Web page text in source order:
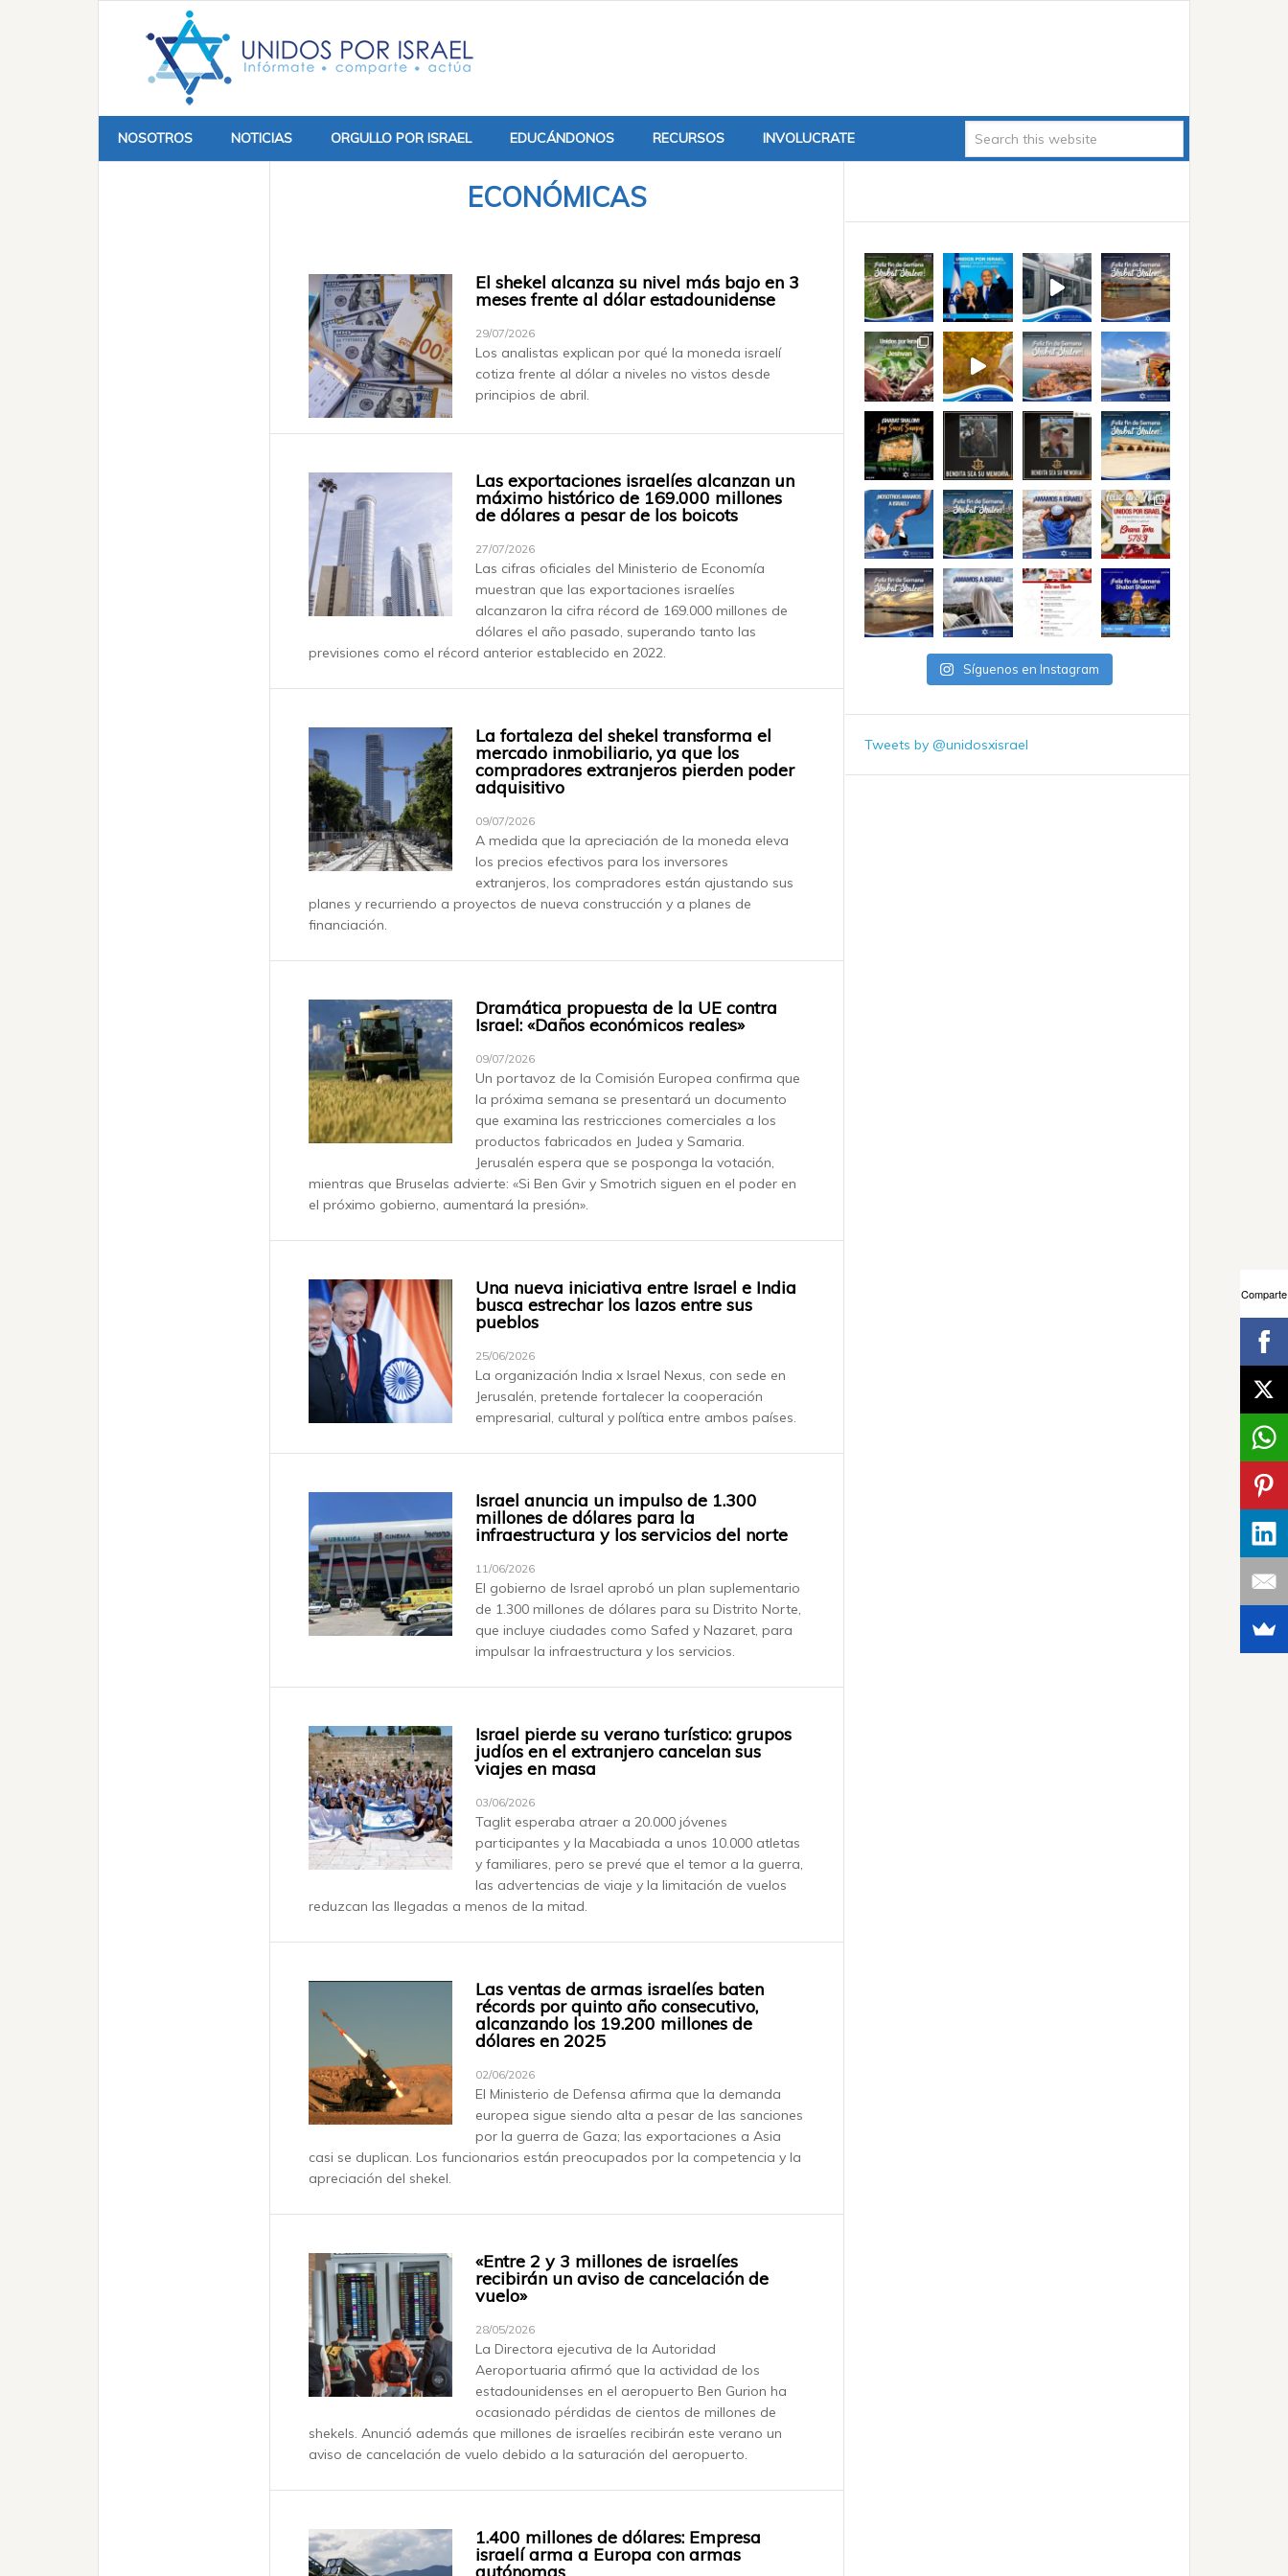
NOSOTROS NOTICIAS ORGULLO POR ISRAEL EDUCÁNDONOS RECURSOS INVOLUCRATE
ECONÓMICAS
El shekel alcanza su nivel más bajo en 3
meses frente al dólar estadounidense
29/07/2026
Los analistas explican por qué la moneda israelí
cotiza frente al dólar a niveles no vistos desde
principios de abril.
Las exportaciones israelíes alcanzan un
máximo histórico de 169.000 millones
de dólares a pesar de los boicots
27/07/2026
Las cifras oficiales del Ministerio de Economía
muestran que las exportaciones israelíes
alcanzaron la cifra récord de 169.000 millones de
dólares el año pasado, superando tanto las
previsiones como el récord anterior establecido en 2022.
La fortaleza del shekel transforma el
mercado inmobiliario, ya que los
compradores extranjeros pierden poder
adquisitivo
09/07/2026
A medida que la apreciación de la moneda eleva
los precios efectivos para los inversores
extranjeros, los compradores están ajustando sus
planes y recurriendo a proyectos de nueva construcción y a planes de
financiación.
Dramática propuesta de la UE contra
Israel: «Daños económicos reales»
09/07/2026
Un portavoz de la Comisión Europea confirma que
la próxima semana se presentará un documento
que examina las restricciones comerciales a los
productos fabricados en Judea y Samaria.
Jerusalén espera que se posponga la votación,
mientras que Bruselas advierte: «Si Ben Gvir y Smotrich siguen en el poder en
el próximo gobierno, aumentará la presión».
Una nueva iniciativa entre Israel e India
busca estrechar los lazos entre sus
pueblos
25/06/2026
La organización India x Israel Nexus, con sede en
Jerusalén, pretende fortalecer la cooperación
empresarial, cultural y política entre ambos países.
Israel anuncia un impulso de 1.300
millones de dólares para la
infraestructura y los servicios del norte
11/06/2026
El gobierno de Israel aprobó un plan suplementario
de 1.300 millones de dólares para su Distrito Norte,
que incluye ciudades como Safed y Nazaret, para
impulsar la infraestructura y los servicios.
Israel pierde su verano turístico: grupos
judíos en el extranjero cancelan sus
viajes en masa
03/06/2026
Taglit esperaba atraer a 20.000 jóvenes
participantes y la Macabiada a unos 10.000 atletas
y familiares, pero se prevé que el temor a la guerra,
las advertencias de viaje y la limitación de vuelos
reduzcan las llegadas a menos de la mitad.
Las ventas de armas israelíes baten
récords por quinto año consecutivo,
alcanzando los 19.200 millones de
dólares en 2025
02/06/2026
El Ministerio de Defensa afirma que la demanda
europea sigue siendo alta a pesar de las sanciones
por la guerra de Gaza; las exportaciones a Asia
casi se duplican. Los funcionarios están preocupados por la competencia y la
apreciación del shekel.
«Entre 2 y 3 millones de israelíes
recibirán un aviso de cancelación de
vuelo»
28/05/2026
La Directora ejecutiva de la Autoridad
Aeroportuaria afirmó que la actividad de los
estadounidenses en el aeropuerto Ben Gurion ha
ocasionado pérdidas de cientos de millones de
shekels. Anunció además que millones de israelíes recibirán este verano un
aviso de cancelación de vuelo debido a la saturación del aeropuerto.
1.400 millones de dólares: Empresa
israelí arma a Europa con armas
Síguenos en Instagram
Tweets by @unidosxisrael
Comparte